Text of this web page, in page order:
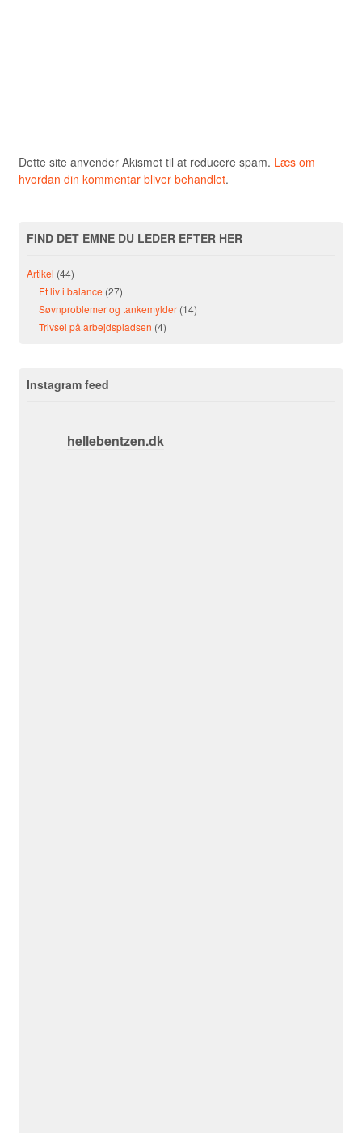
Dette site anvender Akismet til at reducere spam. Læs om
hvordan din kommentar bliver behandlet.
FIND DET EMNE DU LEDER EFTER HER
Artikel (44)
Et liv i balance (27)
Søvnproblemer og tankemylder(14)
Trivsel på arbejdspladsen (4)
Instagram feed
hellebentzen.dk